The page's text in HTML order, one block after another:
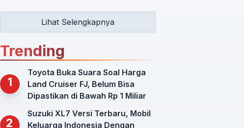
Lihat Selengkapnya
Trending
1
Toyota Buka Suara Soal Harga
Land Cruiser FJ, Belum Bisa
Dipastikan di Bawah Rp 1 Miliar
2
Suzuki XL7 Versi Terbaru, Mobil
Keluarga Indonesia Dengan